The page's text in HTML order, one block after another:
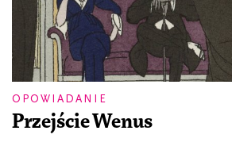
OPOWIADANIE
Przejście Wenus